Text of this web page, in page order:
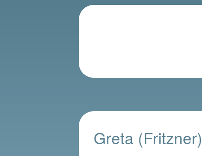
Greta (Fritzner)